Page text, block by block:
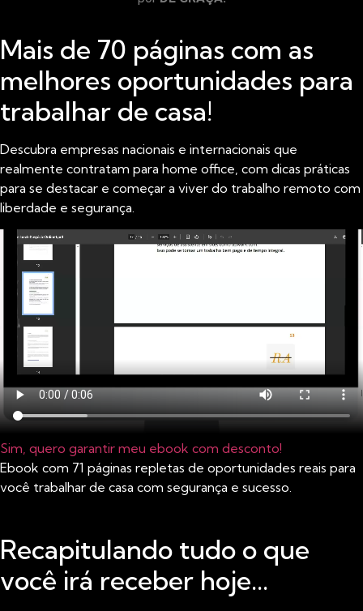
Mais de 70 páginas com as
melhores oportunidades para
trabalhar de casa!
Descubra empresas nacionais e internacionais que
realmente contratam para home office, com dicas práticas
para se destacar e começar a viver do trabalho remoto com
liberdade e segurança.
Sim, quero garantir meu ebook com desconto!
Ebook com 71 páginas repletas de oportunidades reais para
você trabalhar de casa com segurança e sucesso.
Recapitulando tudo o que
você irá receber hoje...